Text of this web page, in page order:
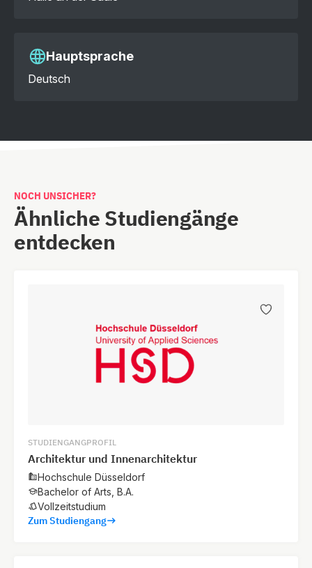
Hauptsprache
Deutsch
NOCH UNSICHER?
Ähnliche Studiengänge
entdecken
STUDIENGANGPROFIL
Architektur und Innenarchitektur
Hochschule Düsseldorf
Bachelor of Arts, B.A.
Vollzeitstudium
Zum Studiengang